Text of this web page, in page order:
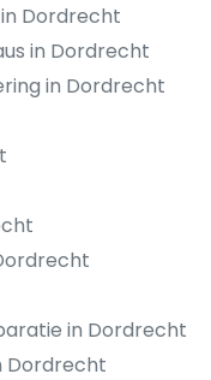
Dordrecht
in Dordrecht
in Dordrecht
in Dordrecht
Dordrecht